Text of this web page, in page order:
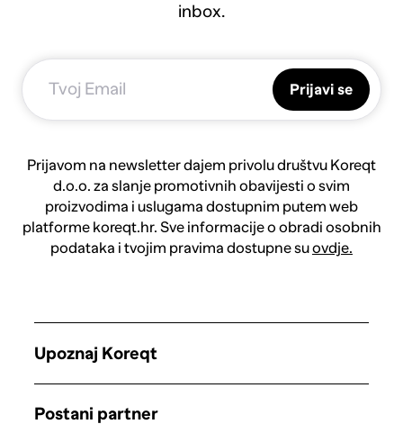
inbox.
Prijavi se
Prijavom na newsletter dajem privolu društvu Koreqt
d.o.o. za slanje promotivnih obavijesti o svim
proizvodima i uslugama dostupnim putem web
platforme koreqt.hr. Sve informacije o obradi osobnih
podataka i tvojim pravima dostupne suovdje.
Upoznaj Koreqt
Postani partner